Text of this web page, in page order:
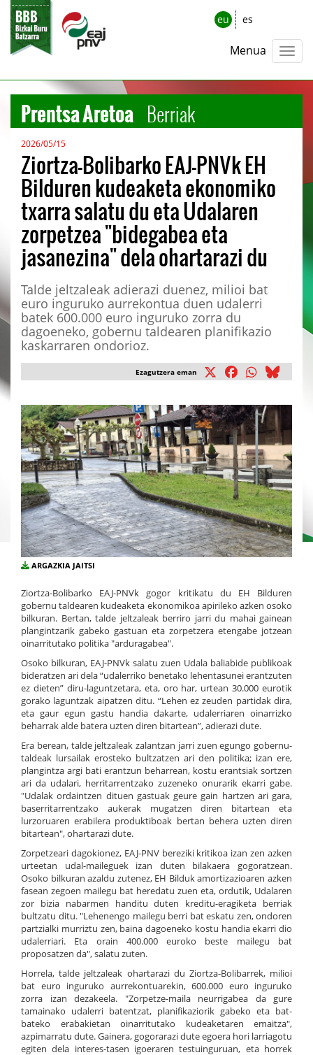
eu es
Menua
Prentsa Aretoa Berriak
2026/05/15
Ziortza-Bolibarko EAJ-PNVk EH
Bilduren kudeaketa ekonomiko
txarra salatu du eta Udalaren
zorpetzea "bidegabea eta
jasanezina" dela ohartarazi du
Talde jeltzaleak adierazi duenez, milioi bat
euro inguruko aurrekontua duen udalerri
batek 600.000 euro inguruko zorra du
dagoeneko, gobernu taldearen planifikazio
kaskarraren ondorioz.
Ezagutzera eman
ARGAZKIA JAITSI
Ziortza-Bolibarko EAJ-PNVk gogor kritikatu du EH Bilduren
gobernu taldearen kudeaketa ekonomikoa apirileko azken osoko
bilkuran. Bertan, talde jeltzaleak berriro jarri du mahai gainean
plangintzarik gabeko gastuan eta zorpetzera etengabe jotzean
oinarritutako politika "arduragabea".
Osoko bilkuran, EAJ-PNVk salatu zuen Udala baliabide publikoak
bideratzen ari dela “udalerriko benetako lehentasunei erantzuten
ez dieten” diru-laguntzetara, eta, oro har, urtean 30.000 eurotik
gorako laguntzak aipatzen ditu. “Lehen ez zeuden partidak dira,
eta gaur egun gastu handia dakarte, udalerriaren oinarrizko
beharrak alde batera uzten diren bitartean”, adierazi dute.
Era berean, talde jeltzaleak zalantzan jarri zuen egungo gobernu-
taldeak lursailak erosteko bultzatzen ari den politika; izan ere,
plangintza argi bati erantzun beharrean, kostu erantsiak sortzen
ari da udalari, herritarrentzako zuzeneko onurarik ekarri gabe.
"Udalak ordaintzen dituen gastuak geure gain hartzen ari gara,
baserritarrentzako aukerak mugatzen diren bitartean eta
lurzoruaren erabilera produktiboak bertan behera uzten diren
bitartean", ohartarazi dute.
Zorpetzeari dagokionez, EAJ-PNV bereziki kritikoa izan zen azken
urteetan udal-maileguek izan duten bilakaera gogoratzean.
Osoko bilkuran azaldu zutenez, EH Bilduk amortizazioaren azken
fasean zegoen mailegu bat heredatu zuen eta, ordutik, Udalaren
zor bizia nabarmen handitu duten kreditu-eragiketa berriak
bultzatu ditu. "Lehenengo mailegu berri bat eskatu zen, ondoren
partzialki murriztu zen, baina dagoeneko kostu handia ekarri dio
udalerriari. Eta orain 400.000 euroko beste mailegu bat
proposatzen da", salatu zuten.
Horrela, talde jeltzaleak ohartarazi du Ziortza-Bolibarrek, milioi
bat euro inguruko aurrekontuarekin, 600.000 euro inguruko
zorra izan dezakeela. "Zorpetze-maila neurrigabea da gure
tamainako udalerri batentzat, planifikaziorik gabeko eta bat-
bateko erabakietan oinarritutako kudeaketaren emaitza",
azpimarratu dute. Gainera, gogorarazi dute egoera hori larriagotu
egiten dela interes-tasen igoeraren testuinguruan, eta horrek